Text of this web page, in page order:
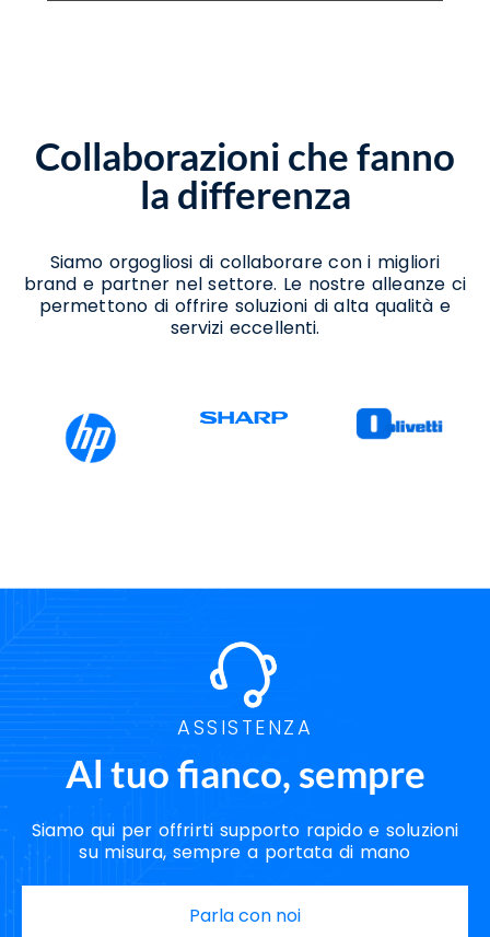
Noleggio Stampanti Termiche Amorosi
Vendita Stampanti Termiche Amorosi
Collaborazioni che fanno
la differenza
Siamo orgogliosi di collaborare con i migliori
brand e partner nel settore. Le nostre alleanze ci
permettono di offrire soluzioni di alta qualità e
servizi eccellenti.
ASSISTENZA
Al tuo fianco, sempre
Siamo qui per offrirti supporto rapido e soluzioni
su misura, sempre a portata di mano
Parla con noi